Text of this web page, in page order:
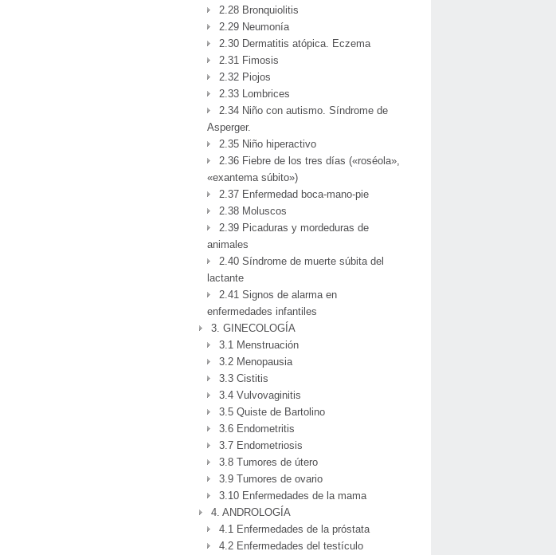
2.28 Bronquiolitis
2.29 Neumonía
2.30 Dermatitis atópica. Eczema
2.31 Fimosis
2.32 Piojos
2.33 Lombrices
2.34 Niño con autismo. Síndrome de
Asperger.
2.35 Niño hiperactivo
2.36 Fiebre de los tres días («roséola»,
«exantema súbito»)
2.37 Enfermedad boca-mano-pie
2.38 Moluscos
2.39 Picaduras y mordeduras de
animales
2.40 Síndrome de muerte súbita del
lactante
2.41 Signos de alarma en
enfermedades infantiles
3. GINECOLOGÍA
3.1 Menstruación
3.2 Menopausia
3.3 Cistitis
3.4 Vulvovaginitis
3.5 Quiste de Bartolino
3.6 Endometritis
3.7 Endometriosis
3.8 Tumores de útero
3.9 Tumores de ovario
3.10 Enfermedades de la mama
4. ANDROLOGÍA
4.1 Enfermedades de la próstata
4.2 Enfermedades del testículo